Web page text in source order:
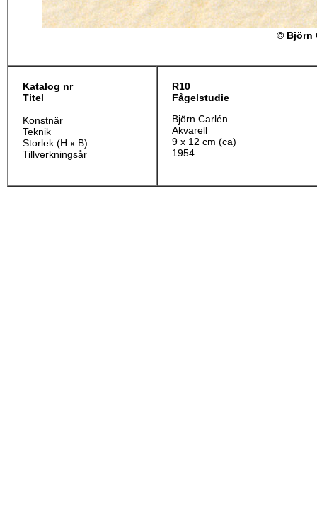
© Björn
Katalog nr
Titel
Konstnär
Teknik
Storlek (H x B)
Tillverkningsår
R10
Fågelstudie
Björn Carlén
Akvarell
9 x 12 cm (ca)
1954